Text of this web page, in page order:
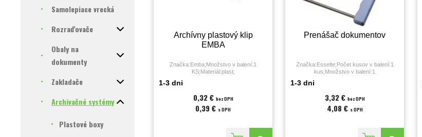
Samolepiace vrecká
Rozraďovače
Obaly na
dokumenty
Zakladače
Archivačné systémy
Plastové boxy
Archívny plastový klip
EMBA
Značka:Emba;Množstvo v balení:1
KS;Materiál:plast;
1-3 dni
0,32 € bez DPH
0,39 € s DPH
Prenášač dokumentov
Značka:Esselte;Počet kusov v balení:1
kus;Množstvo v balení:1
1-3 dni
3,32 € bez DPH
4,08 € s DPH